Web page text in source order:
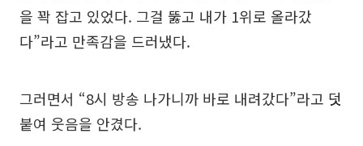
을 꽉 잡고 있었다. 그걸 뚫고 내가 1위로 올라갔
다”라고 만족감을 드러냈다.
그러면서 “8시 방송 나가니까 바로 내려갔다”라고 덧
붙여 웃음을 안겼다.